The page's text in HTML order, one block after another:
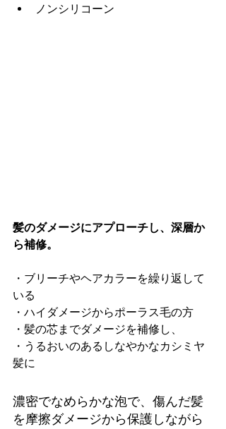
ノンシリコーン
髪のダメージにアプローチし、深層か
ら補修。
・ブリーチやヘアカラーを繰り返して
いる
・ハイダメージからポーラス毛の方
・髪の芯までダメージを補修し、
・うるおいのあるしなやかなカシミヤ
髪に
濃密でなめらかな泡で、傷んだ髪
を摩擦ダメージから保護しながら